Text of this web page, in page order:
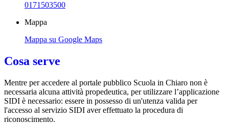
0171503500
Mappa
Mappa su Google Maps
Cosa serve
Mentre per accedere al portale pubblico Scuola in Chiaro non è
necessaria alcuna attività propedeutica, per utilizzare l’applicazione
SIDI è necessario: essere in possesso di un'utenza valida per
l'accesso al servizio SIDI aver effettuato la procedura di
riconoscimento.